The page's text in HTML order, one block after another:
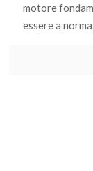
motore
essere a